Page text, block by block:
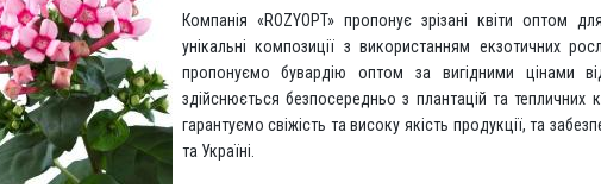
Компанія «ROZYOPT» пропонує зрізані квіти оптом
унікальні композиції з використанням екзотичних
пропонуємо бувардію оптом за вигідними цінами
здійснюється безпосередньо з плантацій та тепличних
гарантуємо свіжість та високу якість продукції, та
та Україні.